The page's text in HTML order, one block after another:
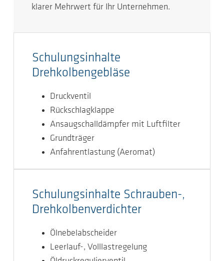
klarer Mehrwert für Ihr Unternehmen.
Schulungsinhalte
Drehkolbengebläse
Druckventil
Rückschlagklappe
Ansaugschalldämpfer mit Luftfilter
Grundträger
Anfahrentlastung (Aeromat)
Schulungsinhalte Schrauben-,
Drehkolbenverdichter
Ölnebelabscheider
Leerlauf-, Volllastregelung